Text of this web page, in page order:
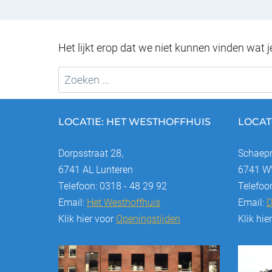
Het lijkt erop dat we niet kunnen vinden wat
Zoeken
naar:
LOCATIE: HET WESTHOFFHUIS
Dorpsstraat 28,
6741 AL Lunteren
Telefoon: 0318 - 48 29 92
Email: Het Westhoffhuis
Klik hier voor Openingstijden
6741
Email:
Klik